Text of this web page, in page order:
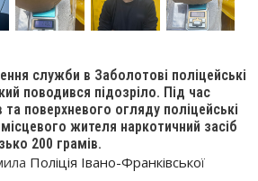
служби в Заболотові поліцейські
поводився підозріло. Під час
та поверхневого огляду поліцейські
жителя наркотичний засіб
200 грамів.
Поліція Івано-Франківської